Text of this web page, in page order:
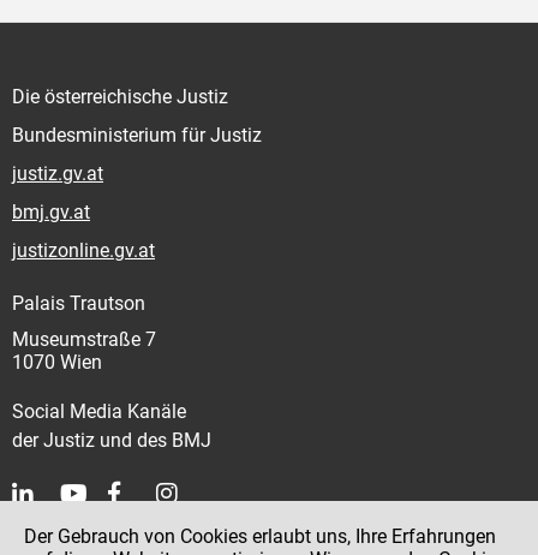
Die österreichische Justiz
Bundesministerium für Justiz
justiz.gv.at
bmj.gv.at
justizonline.gv.at
Palais Trautson
Museumstraße 7
1070 Wien
Social Media Kanäle
der Justiz und des BMJ
Kontakt
Der Gebrauch von Cookies erlaubt uns, Ihre Erfahrungen